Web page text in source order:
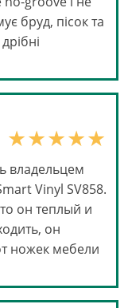
бруд, пісок та
владельцем
Vinyl SV858.
он теплый и
он
ножек мебели